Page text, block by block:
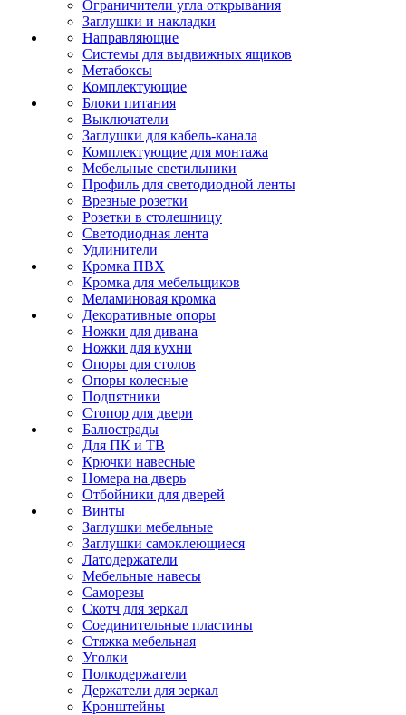
Ограничители угла открывания
Заглушки и накладки
Направляющие
Системы для выдвижных ящиков
Метабоксы
Комплектующие
Блоки питания
Выключатели
Заглушки для кабель-канала
Комплектующие для монтажа
Мебельные светильники
Профиль для светодиодной ленты
Врезные розетки
Розетки в столешницу
Светодиодная лента
Удлинители
Кромка ПВХ
Кромка для мебельщиков
Меламиновая кромка
Декоративные опоры
Ножки для дивана
Ножки для кухни
Опоры для столов
Опоры колесные
Подпятники
Стопор для двери
Балюстрады
Для ПК и ТВ
Крючки навесные
Номера на дверь
Отбойники для дверей
Винты
Заглушки мебельные
Заглушки самоклеющиеся
Латодержатели
Мебельные навесы
Саморезы
Скотч для зеркал
Соединительные пластины
Стяжка мебельная
Уголки
Полкодержатели
Держатели для зеркал
Кронштейны